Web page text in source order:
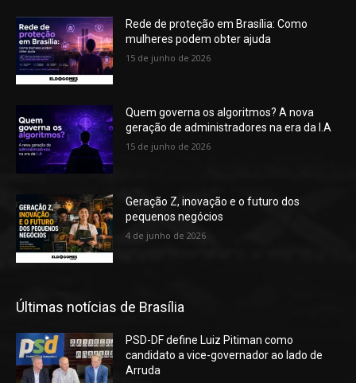
Rede de proteção em Brasília: Como
mulheres podem obter ajuda
15 de junho de 2026
Quem governa os algoritmos? A nova
geração de administradores na era da I.A
15 de junho de 2026
Geração Z, inovação e o futuro dos
pequenos negócios
4 de junho de 2026
Últimas notícias de Brasília
PSD-DF define Luiz Pitiman como
candidato a vice-governador ao lado de
Arruda